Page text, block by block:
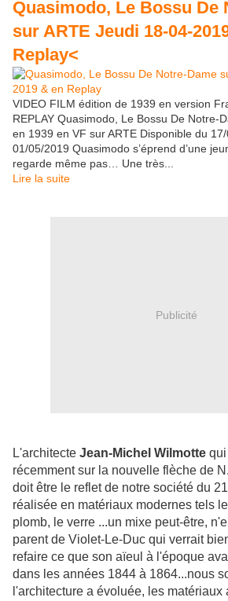
Quasimodo, Le Bossu De
sur ARTE Jeudi 18-04-
Replay<
VIDEO FILM édition de 1939 en version
REPLAY Quasimodo, Le Bossu De Notre-
en 1939 en VF sur ARTE Disponible du
01/05/2019 Quasimodo s’éprend d’une
regarde même pas… Une très...
Lire la suite
Publicité
L'architecte Jean-Michel Wilmotte
récemment sur la nouvelle flèche de
doit être le reflet de notre société du
réalisée en matériaux modernes tels
plomb, le verre ...un mixe peut-être,
parent de Violet-Le-Duc qui verrait
refaire ce que son aïeul à l'époque
dans les années 1844 à 1864...nous
l'architecture a évoluée, les matériaux